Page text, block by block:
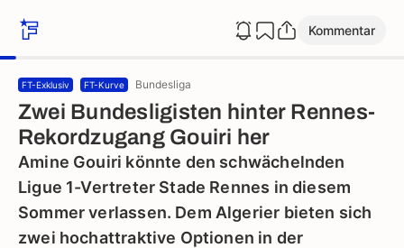
Kommentar
FT-Exklusiv FT-Kurve Bundesliga
Zwei Bundesligisten hinter Rennes-
Rekordzugang Gouiri her
Amine Gouiri könnte den schwächelnden
Ligue 1-Vertreter Stade Rennes in diesem
Sommer verlassen. Dem Algerier bieten sich
zwei hochattraktive Optionen in der